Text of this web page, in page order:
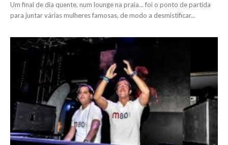
Um final de dia quente, num lounge na praia... foi o ponto de partida
para juntar várias mulheres famosas, de modo a desmistificar...